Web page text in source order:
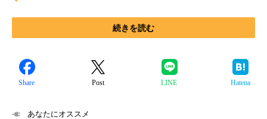
続きを読む
Share Post LINE Hatena
あなたにオススメ